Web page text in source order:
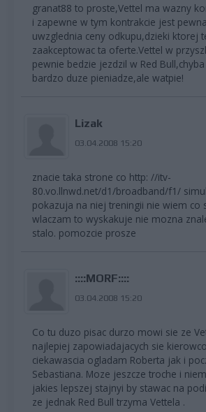
granat88 to proste,Vettel ma wazny
i zapewne w tym kontrakcie jest
uwzglednia ceny odkupu,dzieki ktorej
zaakceptowac ta oferte.Vettel w
pewnie bedzie jezdzil w Red
bardzo duze pieniadze,ale watpie!
Lizak
03.04.2008 15:20
znacie taka strone co http: //itv-
80.vo.llnwd.net/d1/broadband/f1/
pokazuja na niej treningii nie wiem co
wlaczam to wyskakuje nie mozna
stalo. pomozcie prosze
::::MORF::::
03.04.2008 15:20
Co tu duzo pisac durzo mowi sie ze
najlepiej zapowiadajacych sie
ciekawascia ogladam Roberta jak i
Sebastiana. Moze jeszcze troche i
jakies lepszej stajnyi by stawac na
ze jednak Red Bull trzyma Vettela .